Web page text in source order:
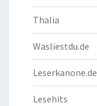
Thalia
Wasliestdu.de
Leserkanone.de
Lesehits